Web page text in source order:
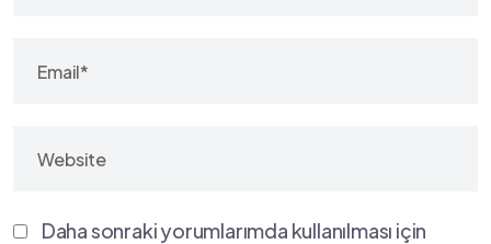
Daha sonraki yorumlarımda kullanılması için